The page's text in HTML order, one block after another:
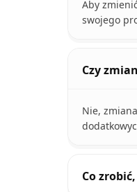
Aby
swojego
Czy
Nie,
Co